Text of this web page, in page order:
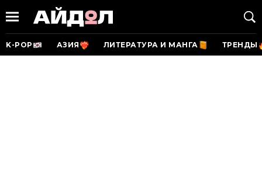
K-POP АЗИЯ ЛИТЕРАТУРА И МАНГА ТРЕНДЫ